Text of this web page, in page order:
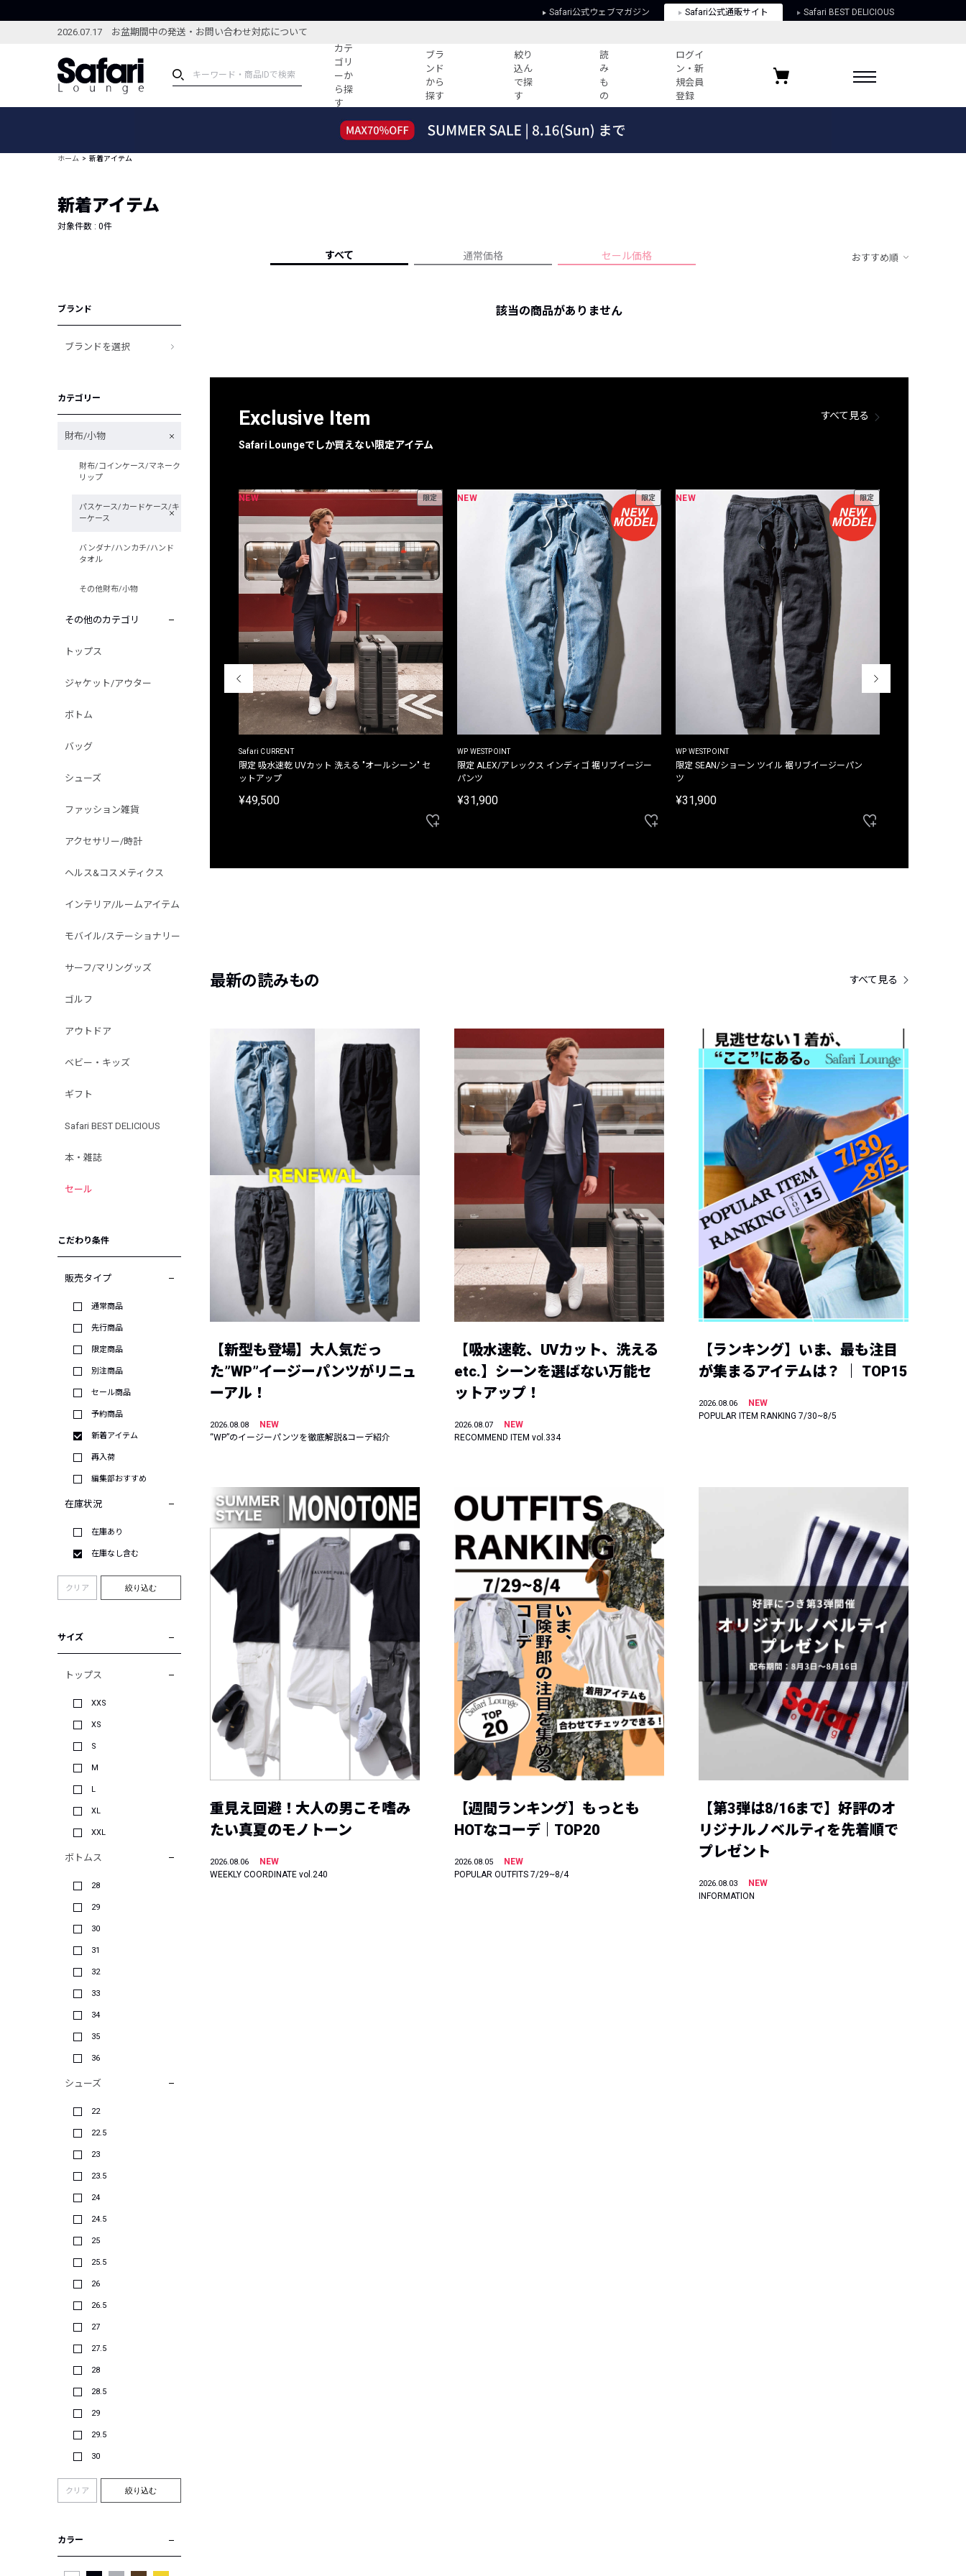
Safari公式ウェブマガジン Safari公式通販サイト Safari BEST DELICIOUS
2026.07.17 お盆期間中の発送・お問い合わせ対応について
カテ
ゴリ
ーか
ら探
す
ブラ
ンド
から
探す
絞り
込ん
で探
す
読
み
も
の
ログイ
ン・新
規会員
登録
ブランドから探す
新着アイテム
編集部のおすすめアイテム
すべての記事
人気記事ランキング
フォーカスブランド
プライバシーポリシー
お気に入りブランド
ホーム 新着アイテム
新着アイテム
対象件数 : 0件
すべて 通常価格 セール価格 おすすめ順
ブランド
ブランドを選択
カテゴリー
財布/小物
財布/コインケース/マネーク
リップ
パスケース/カードケース/キ
ーケース
バンダナ/ハンカチ/ハンド
タオル
その他財布/小物
その他のカテゴリ
トップス
ジャケット/アウター
ボトム
バッグ
シューズ
ファッション雑貨
アクセサリー/時計
ヘルス&コスメティクス
インテリア/ルームアイテム
モバイル/ステーショナリー
サーフ/マリングッズ
ゴルフ
アウトドア
ベビー・キッズ
ギフト
Safari BEST DELICIOUS
本・雑誌
セール
こだわり条件
販売タイプ
通常商品
先行商品
限定商品
別注商品
セール商品
予約商品
新着アイテム
再入荷
編集部おすすめ
在庫状況
在庫あり
在庫なし含む
クリア 絞り込む
サイズ
トップス
XXS
XS
S
M
L
XL
XXL
ボトムス
28
29
30
31
32
33
34
35
36
シューズ
22
22.5
23
23.5
24
24.5
25
25.5
26
26.5
27
27.5
28
28.5
29
29.5
30
クリア 絞り込む
カラー
該当の商品がありません
Exclusive Item
Safari Loungeでしか買えない限定アイテム
すべて見る
NEW 限定
Safari CURRENT
限定 吸水速乾 UVカット 洗える "オールシーン" セ
ットアップ
¥49,500
NEW 限定
WP WESTPOINT
限定 ALEX/アレックス インディゴ 裾リブイージー
パンツ
¥31,900
NEW 限定
WP WESTPOINT
限定 SEAN/ショーン ツイル 裾リブイージーパン
ツ
¥31,900
最新の読みもの すべて見る
【新型も登場】大人気だっ
た”WP”イージーパンツがリニュ
ーアル！
2026.08.08
NEW
“WP”のイージーパンツを徹底解説&コーデ紹介
【吸水速乾、UVカット、洗える
etc.】シーンを選ばない万能セ
ットアップ！
2026.08.07
NEW
RECOMMEND ITEM vol.334
【ランキング】いま、最も注目
が集まるアイテムは？ ｜ TOP15
2026.08.06
NEW
POPULAR ITEM RANKING 7/30~8/5
重見え回避！大人の男こそ嗜み
たい真夏のモノトーン
2026.08.06
NEW
WEEKLY COORDINATE vol.240
【週間ランキング】もっとも
HOTなコーデ｜TOP20
2026.08.05
NEW
POPULAR OUTFITS 7/29~8/4
【第3弾は8/16まで】好評のオ
リジナルノベルティを先着順で
プレゼント
2026.08.03
NEW
INFORMATION